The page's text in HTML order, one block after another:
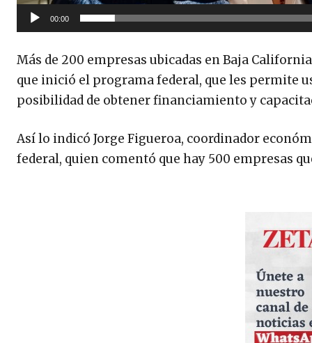
e
v
d
e
o
00:00
Más de 200 empresas ubicadas en Baja
que inició el programa federal, que les permite
posibilidad de obtener financiamiento y
Así lo indicó Jorge Figueroa, coordinador
federal, quien comentó que hay 500 empresas